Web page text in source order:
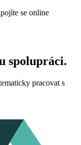
se online
spolupráci.
pracovat s